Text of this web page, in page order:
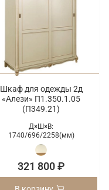
Шкаф для одежды 2д
«Алези» П1.350.1.05
(П349.21)
Д×Ш×В:
1740/696/2258(мм)
321 800 ₽